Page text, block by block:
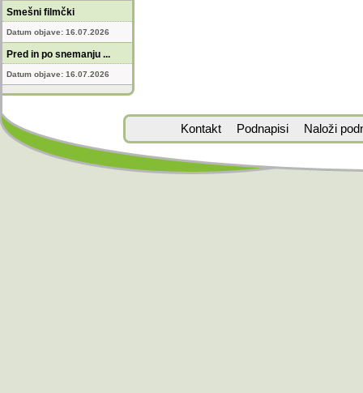
Smešni filmčki
Datum objave: 16.07.2026
Pred in po snemanju ...
Datum objave: 16.07.2026
Kontakt Podnapisi Naloži